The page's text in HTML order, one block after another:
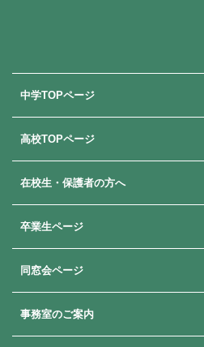
中学TOPページ
中学校での学び
高校TOPページ
高校での学び
在校生・保護者の方へ
卒業生ページ
同窓会ページ
事務室のご案内